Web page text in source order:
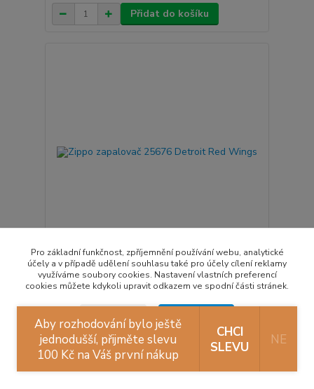
Přidat do košíku
Zippo zapalovač 25676 Detroit Red Wings
1 119 Kč
Není skladem
Přidat do košíku
Pro základní funkčnost, zpříjemnění používání webu, analytické
účely a v případě udělení souhlasu také pro účely cílení reklamy
využíváme soubory cookies. Nastavení vlastních preferencí
cookies můžete kdykoli upravit odkazem ve spodní části stránek.
Nastavení Souhlasím
Souhlas můžete odmítnout
Aby rozhodování bylo ještě
jednodušší, přijměte slevu
100 Kč na Váš první nákup
CHCI
SLEVU
NE